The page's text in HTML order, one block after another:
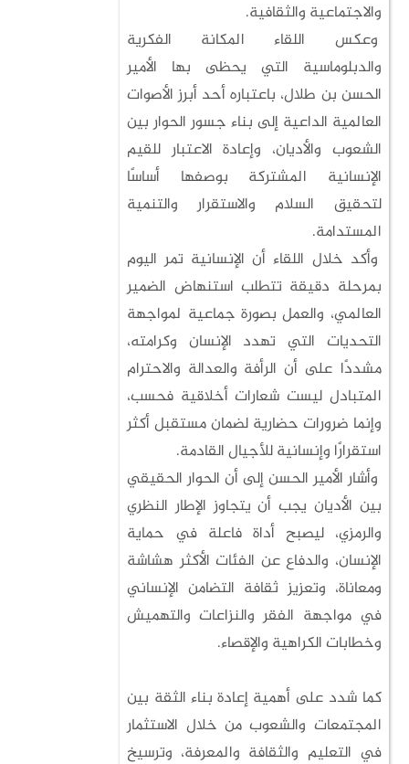
والاجتماعية والثقافية.
وعكس اللقاء المكانة الفكرية
والدبلوماسية التي يحظى بها الأمير
الحسن بن طلال، باعتباره أحد أبرز الأصوات
العالمية الداعية إلى بناء جسور الحوار بين
الشعوب والأديان، وإعادة الاعتبار للقيم
الإنسانية المشتركة بوصفها أساسًا
لتحقيق السلام والاستقرار والتنمية
المستدامة.
وأكد خلال اللقاء أن الإنسانية تمر اليوم
بمرحلة دقيقة تتطلب استنهاض الضمير
العالمي، والعمل بصورة جماعية لمواجهة
التحديات التي تهدد الإنسان وكرامته،
مشددًا على أن الرأفة والعدالة والاحترام
المتبادل ليست شعارات أخلاقية فحسب،
وإنما ضرورات حضارية لضمان مستقبل أكثر
استقرارًا وإنسانية للأجيال القادمة.
وأشار الأمير الحسن إلى أن الحوار الحقيقي
بين الأديان يجب أن يتجاوز الإطار النظري
والرمزي، ليصبح أداة فاعلة في حماية
الإنسان، والدفاع عن الفئات الأكثر هشاشة
ومعاناة، وتعزيز ثقافة التضامن الإنساني
في مواجهة الفقر والنزاعات والتهميش
وخطابات الكراهية والإقصاء.
كما شدد على أهمية إعادة بناء الثقة بين
المجتمعات والشعوب من خلال الاستثمار
في التعليم والثقافة والمعرفة، وترسيخ